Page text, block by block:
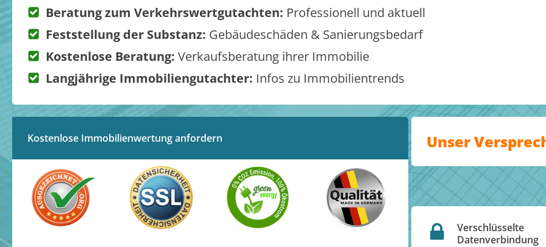
Beratung zum Verkehrswertgutachten: Professionell und aktuell
Feststellung der Substanz: Gebäudeschäden & Sanierungsbedarf
Kostenlose Beratung: Verkaufsberatung ihrer Immobilie
Langjährige Immobiliengutachter: Infos zu Immobilientrends
Kostenlose Immobilienwertung anfordern Unser
Verschlüsselte
Datenverbindung